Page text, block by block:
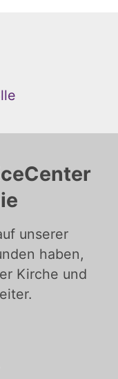
unserer
haben,
Kirche und